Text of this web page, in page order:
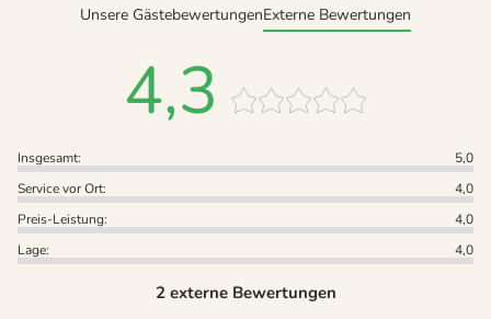
Unsere GästebewertungenExterne Bewertungen
4,3
Insgesamt:
5,0
Service vor Ort:
4,0
Preis-Leistung:
4,0
Lage:
4,0
2 externe Bewertungen